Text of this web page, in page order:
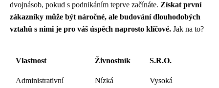
dvojnásob, pokud s podnikáním teprve začínáte. Získat první
zákazníky může být náročné, ale budování dlouhodobých
vztahů s nimi je pro váš úspěch naprosto klíčové. Jak na to?
Vlastnost Živnostník S.R.O.
Administrativní
Nízká Vysoká